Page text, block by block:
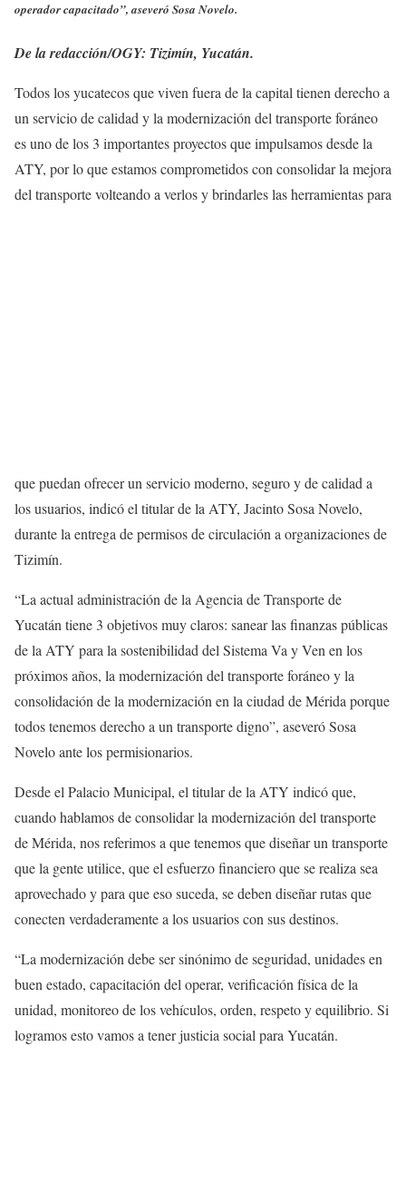
operador capacitado”, aseveró Sosa Novelo.
De la redacción/OGY: Tizimín, Yucatán.
Todos los yucatecos que viven fuera de la capital tienen derecho a
un servicio de calidad y la modernización del transporte foráneo
es uno de los 3 importantes proyectos que impulsamos desde la
ATY, por lo que estamos comprometidos con consolidar la mejora
del transporte volteando a verlos y brindarles lasherramientas para
que puedan ofrecer un servicio moderno, seguro y de calidad a
los usuarios, indicó el titular de la ATY, Jacinto Sosa Novelo,
durante la entrega de permisos de circulación a organizaciones de
Tizimín.
“La actual administración de la Agencia de Transporte de
Yucatán tiene 3 objetivos muy claros: sanear las finanzas públicas
de la ATY para la sostenibilidad del Sistema Va y Ven en los
próximos años, la modernización del transporte foráneo y la
consolidación de la modernización en la ciudad de Mérida porque
todos tenemos derecho a un transporte digno”, aseveró Sosa
Novelo ante los permisionarios.
Desde el Palacio Municipal, el titular de la ATY indicó que,
cuando hablamos de consolidar la modernización del transporte
de Mérida, nos referimos a que tenemos que diseñar un transporte
que la gente utilice, que el esfuerzo financiero que se realiza sea
aprovechado y para que eso suceda, se deben diseñar rutas que
conecten verdaderamente a los usuarios con sus destinos.
“La modernización debe ser sinónimo de seguridad, unidades en
buen estado, capacitación del operar, verificación física de la
unidad, monitoreo de los vehículos, orden, respeto y equilibrio. Si
logramos esto vamos a tenerjusticia social para Yucatán.